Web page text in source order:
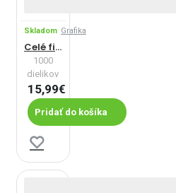
Skladom Grafika
Celé fialové!
1000
dielikov
15,99€
Pridať do košíka